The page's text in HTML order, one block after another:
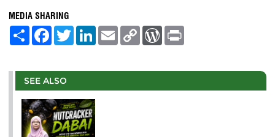
MEDIA SHARING
S
e
F
a
b
o
o
k
T
w
t
r
L
e
I
E
m
l
C
L
n
W
P
e
t
SEE ALSO